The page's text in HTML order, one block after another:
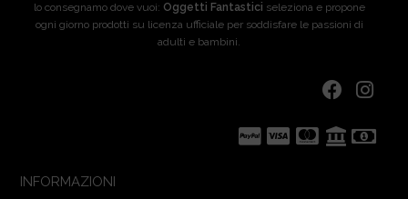
lo consegnamo dove vuoi: Oggetti Fantastici seleziona e propone
ogni giorno prodotti su licenza ufficiale per soddisfare le passioni di
adulti e bambini.
INFORMAZIONI